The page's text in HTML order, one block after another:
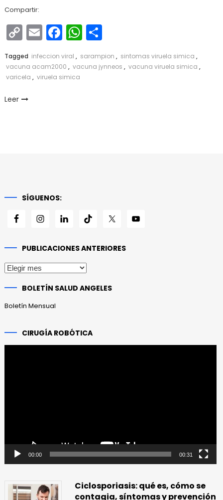
Compartir:
Copy
Link
EmailFacebook
WhatsApp
Compartir
Tagged infeccion viral , sarampion , sintomas viruela simica ,
vacuna acam2000 , vacuna jynneos , vacuna viruela simica ,
varicela , viruela simica
Leer
SÍGUENOS:
PUBLICACIONES ANTERIORES
Publicaciones
BOLETÍN SALUD ANGELES
Boletín Mensual
CIRUGÍA ROBÓTICA
00:00 00:31
Ciclosporiasis: qué es, cómo se
contagia, síntomas y prevención